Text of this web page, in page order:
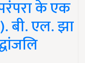
के एक
बी. एल. झा